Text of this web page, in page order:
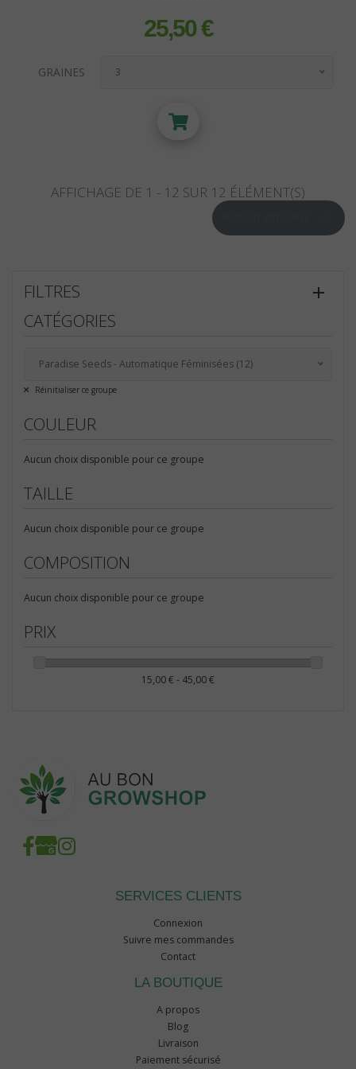
FILTRES
CATÉGORIES
Paradise Seeds - Automatique Féminisées (12)
Paradise Seeds - Automatique Féminisées (12)
Accueil (12)
Réinitialiser ce groupe
COULEUR
Aucun choix disponible pour ce groupe
TAILLE
Aucun choix disponible pour ce groupe
COMPOSITION
Aucun choix disponible pour ce groupe
PRIX
15,00 € - 45,00 €
prix
25,50 €
GRAINES 3
AFFICHAGE DE 1 - 12 SUR 12 ÉLÉMENT(S)
SERVICES CLIENTS
Connexion
Suivre mes commandes
Contact
LA BOUTIQUE
A propos
Blog
Livraison
Paiement sécurisé